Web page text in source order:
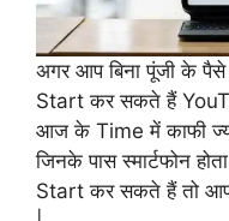
अगर आप बिना पूंजी के
Start कर सकते हैं
आज के Time में काफी
जिनके पास स्मार्टफोन
Start कर सकते हैं तो